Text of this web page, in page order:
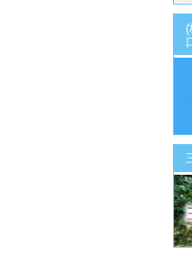
(